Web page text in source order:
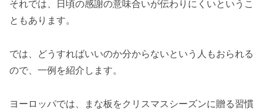
それでは、日頃の感謝の意味合いが伝わりにくいというこ
ともあります。
では、どうすればいいのか分からないという人もおられる
ので、一例を紹介します。
ヨーロッパでは、まな板をクリスマスシーズンに贈る習慣